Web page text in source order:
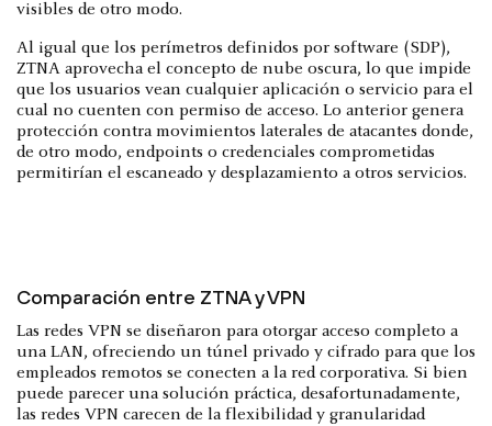
visibles de otro modo.
Al igual que los perímetros definidos por software (SDP),
ZTNA aprovecha el concepto de nube oscura, lo que impide
que los usuarios vean cualquier aplicación o servicio para el
cual no cuenten con permiso de acceso. Lo anterior genera
protección contra movimientos laterales de atacantes donde,
de otro modo, endpoints o credenciales comprometidas
permitirían el escaneado y desplazamiento a otros servicios.
Comparación entre ZTNA y VPN
Las redes VPN se diseñaron para otorgar acceso completo a
una LAN, ofreciendo un túnel privado y cifrado para que los
empleados remotos se conecten a la red corporativa. Si bien
puede parecer una solución práctica, desafortunadamente,
las redes VPN carecen de la flexibilidad y granularidad